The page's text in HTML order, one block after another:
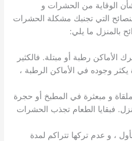
الوقاية من الحشرات و
التي تجنبك مشكلة الحشرات
بالمنزل ما يلي:
رطبة أو مبتلة. فالكثير
وجوده في الأماكن الرطبة ،
و مبعثرة في المطبخ أو حجرة
فبقايا الطعام تجذب الحشرات
، و عدم تركها تتراكم لمدة